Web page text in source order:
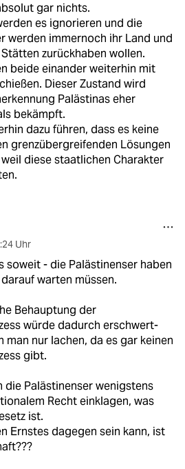
gar nichts.
es ignorieren und die
werden immernoch ihr Land und
zurückhaben wollen.
beide einander weiterhin mit
Dieser Zustand wird
Palästinas eher
bekämpft.
dazu führen, dass es keine
grenzübergreifenden Lösungen
diese staatlichen Charakter
Uhr
soweit - die Palästinenser haben
warten müssen.
Behauptung der
würde dadurch erschwert-
man nur lachen, da es gar keinen
gibt.
die Palästinenser wenigstens
Recht einklagen, was
ist.
Ernstes dagegen sein kann, ist